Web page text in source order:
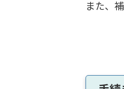
また、